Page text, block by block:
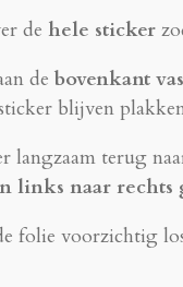
de hele sticker
de bovenkant
blijven
langzaam terug
links naar
folie voorzichtig